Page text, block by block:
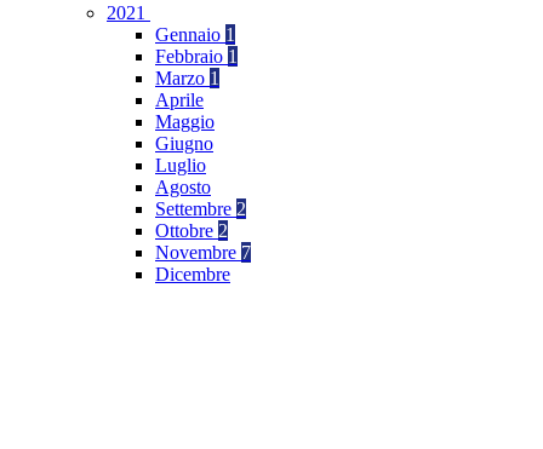
2021
Gennaio 1
Febbraio 1
Marzo 1
Aprile
Maggio
Giugno
Luglio
Agosto
Settembre 2
Ottobre 2
Novembre 7
Dicembre